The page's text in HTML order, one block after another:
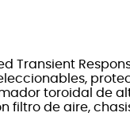
Transient
toroidal de
filtro de aire,